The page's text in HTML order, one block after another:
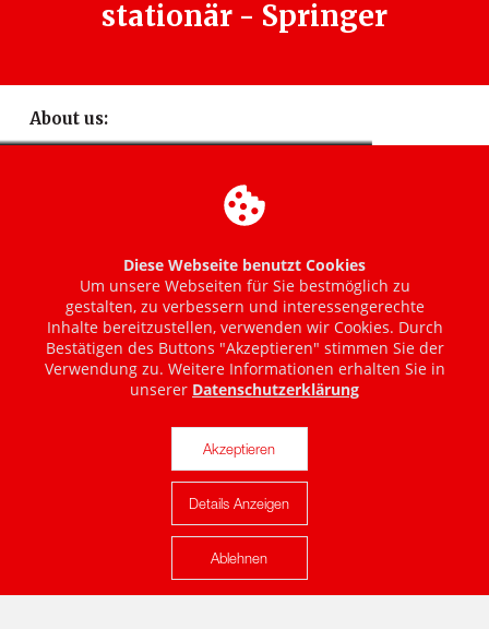
Karte anzeigen
Diese Webseite benutzt Cookies
Um unsere Webseiten für Sie bestmöglich zu
gestalten, zu verbessern und interessengerechte
Inhalte bereitzustellen, verwenden wir Cookies. Durch
Bestätigen des Buttons "Akzeptieren" stimmen Sie der
Verwendung zu. Weitere Informationen erhalten Sie in
unserer Datenschutzerklärung
Akzeptieren
Details Anzeigen
Ablehnen